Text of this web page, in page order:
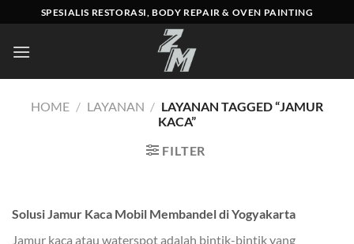
to
content
SPESIALIS RESTORASI, BODY REPAIR & OVEN PAINTING
HOME / LAYANAN / LAYANAN TAGGED “JAMUR
KACA”
FILTER
Solusi Jamur Kaca Mobil Membandel di Yogyakarta
Jamur kaca atau waterspot adalah bintik-bintik yang